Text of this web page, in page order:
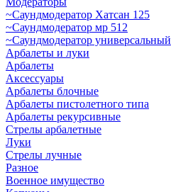
~Cаундмодератор Хатсан 125
~Саундмодератор мр 512
~Саундмодератор универсальный
Арбалеты и луки
Арбалеты
Аксессуары
Арбалеты блочные
Арбалеты пистолетного типа
Арбалеты рекурсивные
Стрелы арбалетные
Луки
Стрелы лучные
Разное
Военное имущество